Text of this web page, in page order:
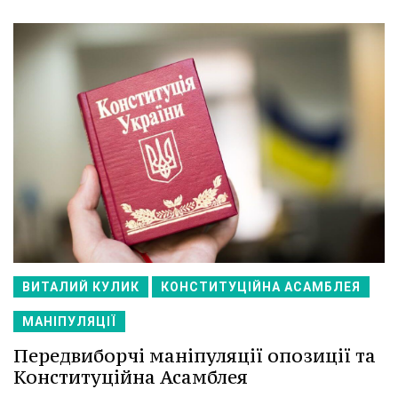
ВИТАЛИЙ КУЛИК КОНСТИТУЦІЙНА АСАМБЛЕЯ
МАНІПУЛЯЦІЇ
Передвиборчі маніпуляції опозиції та
Конституційна Асамблея